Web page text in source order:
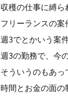
収穫の仕事に縛ら
フリーランスの案
週3でとかいう案
週3の勤務で、今
そういうのもあっ
時間とお金の面の